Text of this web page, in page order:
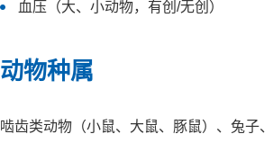
血压（大、小动物，有创/无创）
动物种属
啮齿类动物（小鼠、大鼠、豚鼠）、兔子